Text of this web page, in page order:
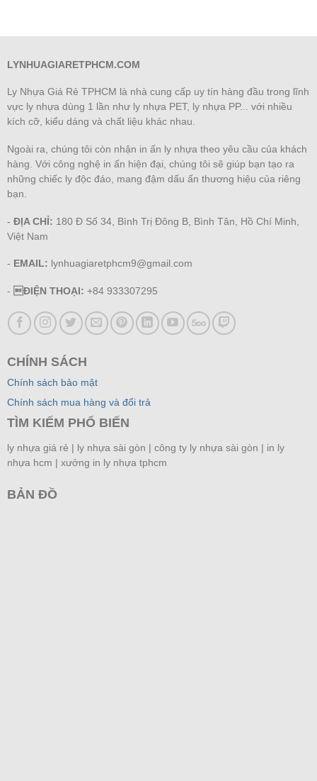
LYNHUAGIARETPHCM.COM
Ly Nhựa Giá Rẻ TPHCM là nhà cung cấp uy tín hàng đầu trong lĩnh
vực ly nhựa dùng 1 lần như ly nhựa PET, ly nhựa PP... với nhiều
kích cỡ, kiểu dáng và chất liệu khác nhau.
Ngoài ra, chúng tôi còn nhận in ấn ly nhựa theo yêu cầu của khách
hàng. Với công nghệ in ấn hiện đại, chúng tôi sẽ giúp bạn tạo ra
những chiếc ly độc đáo, mang đậm dấu ấn thương hiệu của riêng
bạn.
- ĐỊA CHỈ: 180 Đ Số 34, Bình Trị Đông B, Bình Tân, Hồ Chí Minh,
Việt Nam
- EMAIL: lynhuagiaretphcm9@gmail.com
- ĐIỆN THOẠI: +84 933307295
CHÍNH SÁCH
Chính sách bảo mật
Chính sách mua hàng và đổi trả
TÌM KIẾM PHỔ BIẾN
ly nhựa giá rẻ | ly nhựa sài gòn | công ty ly nhựa sài gòn | in ly
nhựa hcm | xưởng in ly nhựa tphcm
BẢN ĐỒ